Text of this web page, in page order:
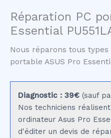
Réparation PC
Essential
Nous réparons tous
portable ASUS Pro
Diagnostic : 39€ (sauf
Nos techniciens
ordinateur Asus Pro
d'éditer un devis de